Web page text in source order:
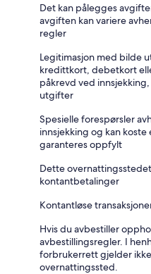
Det kan pålegges
avgiften kan variere
regler
Legitimasjon med bilde
kredittkort, debetkort
påkrevd ved
utgifter
Spesielle forespørsler
innsjekking og kan koste
garanteres oppfylt
Dette
kontantbetalinger
Kontantløse
Hvis du avbestiller
avbestillingsregler. I
forbrukerrett gjelder
overnattingssted.